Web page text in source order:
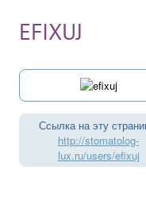
EFIXUJ
Ссылка на эту
http://stomatolog-
lux.ru/users/efixuj